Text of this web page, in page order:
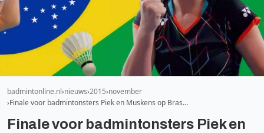
badmintonline.nl nieuws 2015 november
Finale voor badmintonsters Piek en Muskens op Bras…
Finale voor badmintonsters Piek en